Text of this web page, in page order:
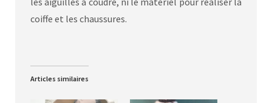
coiffe et les chaussures.
Articles similaires